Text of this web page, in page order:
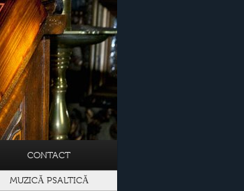
CONTACT
MUZICĂ PSALTICĂ